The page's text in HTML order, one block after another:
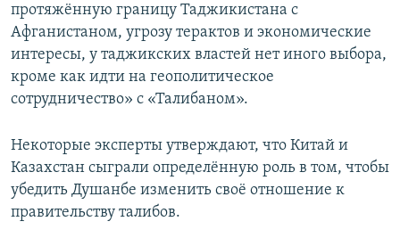
протяжённую границу Таджикистана с
Афганистаном, угрозу терактов и экономические
интересы, у таджикских властей нет иного выбора,
кроме как идти на геополитическое
сотрудничество» с «Талибаном».
Некоторые эксперты утверждают, что Китай и
Казахстан сыграли определённую роль в том, чтобы
убедить Душанбе изменить своё отношение к
правительству талибов.